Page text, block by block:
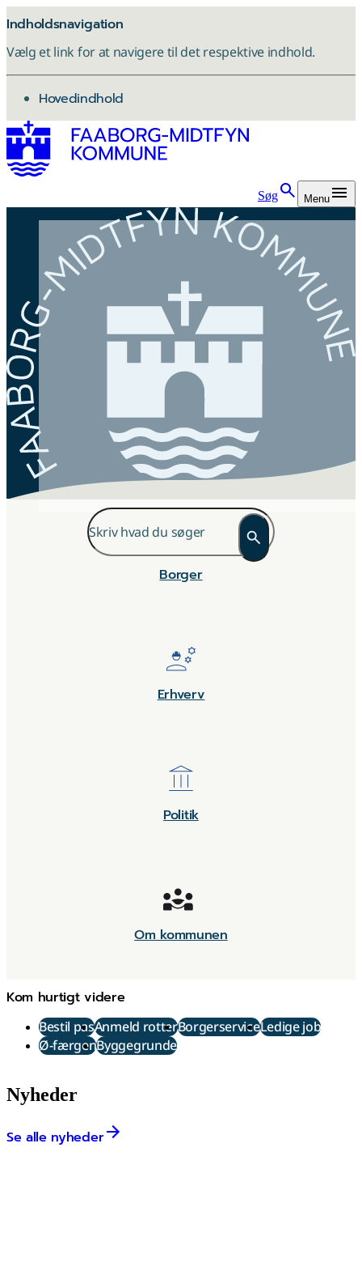
Indholdsnavigation
Vælg et link for at navigere til det respektive indhold.
gå til
Hovedindhold
Søg Menu
Faaborg-Midtfyn Kommune
Borger
Erhverv
Politik
Om kommunen
Kom hurtigt videre
Bestil pasAnmeld rotterBorgerserviceLedige job
Ø-færgenByggegrunde
Nyheder
Se alle nyheder